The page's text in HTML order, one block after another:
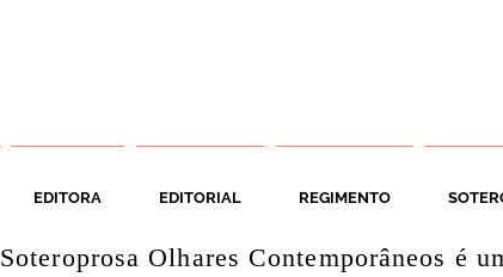
EDITORA EDITORIAL REGIMENTO
Soteroprosa Olhares Contemporâneos é